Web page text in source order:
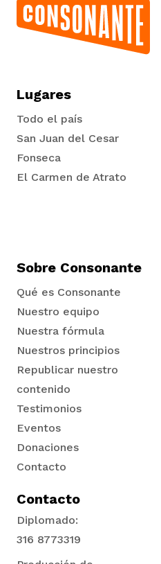
Lugares
Todo el país
San Juan del Cesar
Fonseca
El Carmen de Atrato
Sobre Consonante
Qué es Consonante
Nuestro equipo
Nuestra fórmula
Nuestros principios
Republicar nuestro
contenido
Testimonios
Eventos
Donaciones
Contacto
Contacto
Diplomado:
316 8773319
del Cesar